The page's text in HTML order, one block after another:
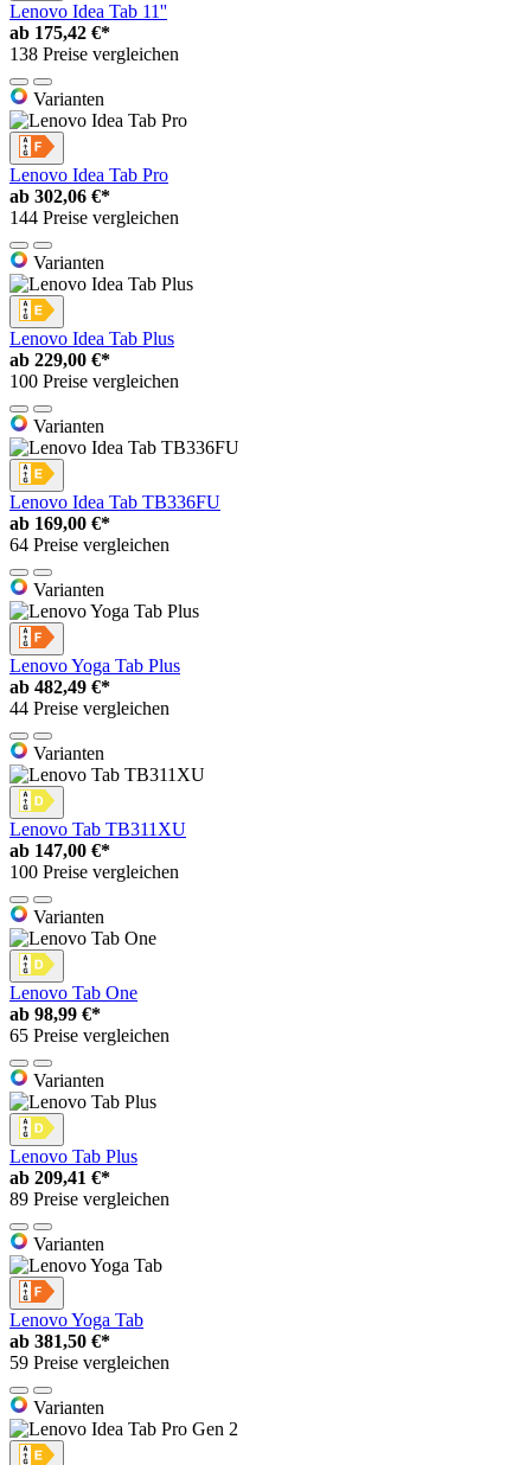
Lenovo Idea Tab 11''
ab 175,42 €*
138 Preise vergleichen
Varianten
Lenovo Idea Tab Pro
ab 302,06 €*
144 Preise vergleichen
Varianten
Lenovo Idea Tab Plus
ab 229,00 €*
100 Preise vergleichen
Varianten
Lenovo Idea Tab TB336FU
ab 169,00 €*
64 Preise vergleichen
Varianten
Lenovo Yoga Tab Plus
ab 482,49 €*
44 Preise vergleichen
Varianten
Lenovo Tab TB311XU
ab 147,00 €*
100 Preise vergleichen
Varianten
Lenovo Tab One
ab 98,99 €*
65 Preise vergleichen
Varianten
Lenovo Tab Plus
ab 209,41 €*
89 Preise vergleichen
Varianten
Lenovo Yoga Tab
ab 381,50 €*
59 Preise vergleichen
Varianten